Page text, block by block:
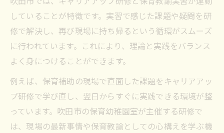
していることが特徴です。実習で感じた課題や疑問を研
修で解決し、再び現場に持ち帰るという循環がスムーズ
に行われています。これにより、理論と実践をバランス
よく身につけることができます。
例えば、保育補助の現場で直面した課題をキャリアアッ
プ研修で学び直し、翌日からすぐに実践できる環境が整
っています。吹田市の保育幼稚園室が主催する研修で
は、現場の最新事情や保育教諭としての心構えを学ぶ機